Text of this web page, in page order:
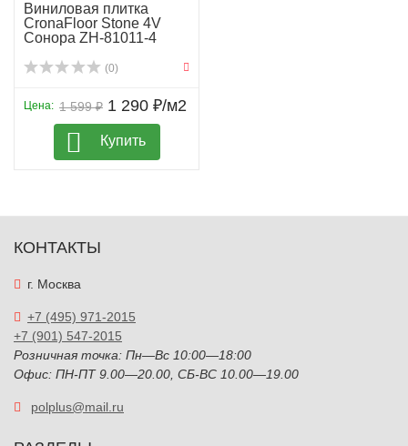
Виниловая плитка
CronaFloor Stone 4V
Сонора ZH-81011-4
(0)
1 599 ₽
Цена: 1 290 ₽/м2
Купить
КОНТАКТЫ
г. Москва
+7 (495) 971-2015
+7 (901) 547-2015
Розничная точка: Пн—Вс 10:00—18:00
Офис: ПН-ПТ 9.00—20.00, СБ-ВС 10.00—19.00
polplus@mail.ru